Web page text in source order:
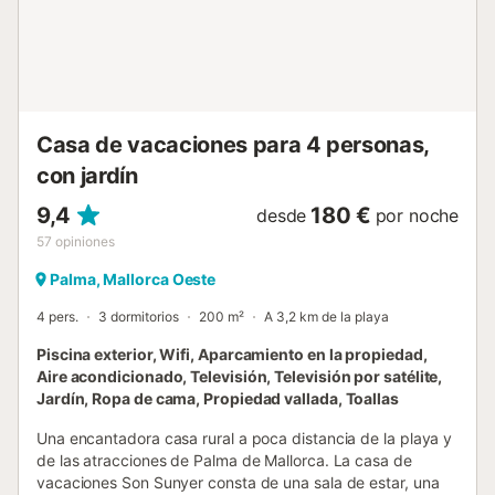
Casa de vacaciones para 4 personas,
con jardín
9,4
57 opiniones
desde 180 € por noche
Palma, Mallorca Oeste
4 pers. 3 dormitorios 200 m² A 3,2 km de la playa
Piscina exterior, Wifi, Aparcamiento en la propiedad,
Aire acondicionado, Televisión, Televisión por satélite,
Jardín, Ropa de cama, Propiedad vallada, Toallas
Una encantadora casa rural a poca distancia de la playa y
de las atracciones de Palma de Mallorca. La casa de
vacaciones Son Sunyer consta de una sala de estar, una